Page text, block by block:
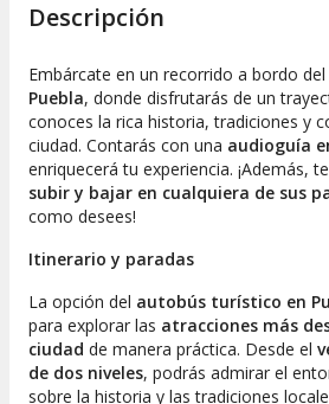
Descripción
Embárcate en un recorrido a bordo del
Puebla, donde disfrutarás de un
conoces la rica historia, tradiciones y
ciudad. Contarás con una audioguía
enriquecerá tu experiencia. ¡Además,
subir y bajar en cualquiera de sus
como desees!
Itinerario y paradas
La opción del autobús turístico en
para explorar las atracciones más
ciudad de manera práctica. Desde el
de dos niveles, podrás admirar el
sobre la historia y las tradiciones